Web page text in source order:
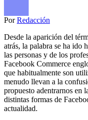
PorRedacción
Desde la aparición del
atrás, la palabra se ha ido
las personas y de los
Facebook Commerce
que habitualmente son
menudo llevan a la
propuesto adentrarnos en
distintas formas de
actualidad.